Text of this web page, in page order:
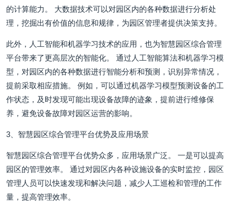
的计算能力。 大数据技术可以对园区内的各种数据进行分析处
理，挖掘出有价值的信息和规律，为园区管理者提供决策支持。
此外，人工智能和机器学习技术的应用，也为智慧园区综合管理
平台带来了更高层次的智能化。 通过人工智能算法和机器学习模
型，对园区内的各种数据进行智能分析和预测，识别异常情况，
提前采取相应措施。 例如，可以通过机器学习模型预测设备的工
作状态，及时发现可能出现设备故障的迹象，提前进行维修保
养，避免设备故障对园区运营的影响。
3、智慧园区综合管理平台优势及应用场景
智慧园区综合管理平台优势众多，应用场景广泛。 一是可以提高
园区的管理效率。 通过对园区内各种设施设备的实时监控，园区
管理人员可以快速发现和解决问题，减少人工巡检和管理的工作
量，提高管理效率。